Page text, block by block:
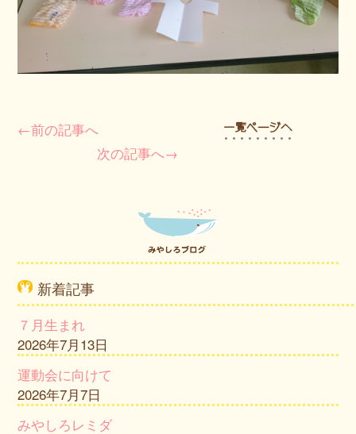
←前の記事へ
次の記事へ→
新着記事
７月生まれ
2026年7月13日
運動会に向けて
2026年7月7日
みやしろレミダ